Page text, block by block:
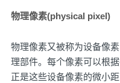
物理像素(physical pixel)
物理像素又被称为设备像
理部件。每个像素可以根
正是这些设备像素的微小